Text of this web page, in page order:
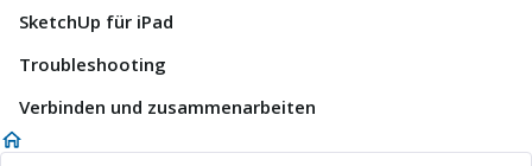
SketchUp für iPad
Troubleshooting
Verbinden und zusammenarbeiten